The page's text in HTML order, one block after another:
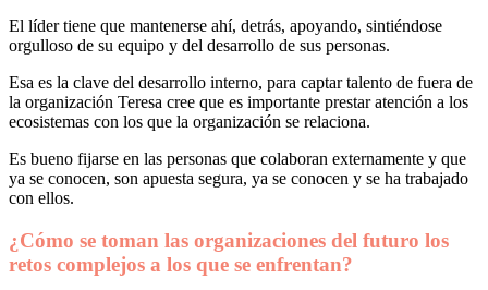
El líder tiene que mantenerse ahí, detrás, apoyando, sintiéndose
orgulloso de su equipo y del desarrollo de sus personas.
Esa es la clave del desarrollo interno, para captar talento de fuera de
la organización Teresa cree que es importante prestar atención a los
ecosistemas con los que la organización se relaciona.
Es bueno fijarse en las personas que colaboran externamente y que
ya se conocen, son apuesta segura, ya se conocen y se ha trabajado
con ellos.
¿Cómo se toman las organizaciones del futuro los
retos complejos a los que se enfrentan?